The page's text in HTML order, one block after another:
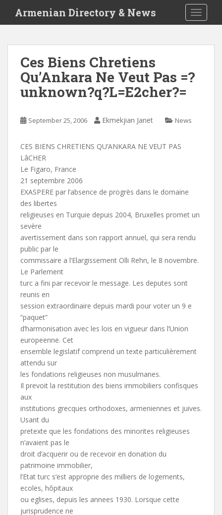
i
Armenian Directory & News
Ces Biens Chretiens
Qu’Ankara Ne Veut Pas =?
unknown?q?L=E2cher?=
September 25, 2006 Ekmekjian Janet News
CES BIENS CHRETIENS QU’ANKARA NE VEUT PAS
LâCHER
Le Figaro, France
21 septembre 2006
EXASPERE par l’absence de progrès dans le domaine
des libertes
religieuses en Turquie depuis 2004, Bruxelles promet un
sevère
avertissement dans son rapport annuel, qui sera rendu
public par le
commissaire a l’Elargissement Olli Rehn, le 8 novembre.
Le Parlement
turc a fini par recevoir le message. Les deputes sont
reunis en
session extraordinaire depuis mardi pour voter un 9 e
“paquet”
d’harmonisation avec les lois en vigueur dans l’Union
europeenne. Cet
ensemble legislatif comprend un texte particulièrement
attendu sur
les fondations religieuses non musulmanes.
Il prevoit la restitution des biens immobiliers confisques
aux
institutions grecques orthodoxes, armeniennes et juives.
Usant du
pretexte que les fondations des minorites religieuses
n’avaient pas le
droit d’acquerir ou de recevoir en donation du
patrimoine immobilier,
l’Etat turc s’est approprie des milliers de logements,
ecoles, hôpitaux
ou eglises, depuis les annees 1930. Lorsque cette
jurisprudence ne